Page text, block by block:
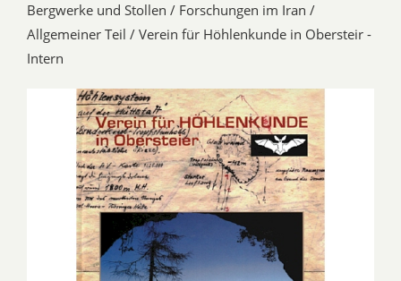
Bergwerke und Stollen / Forschungen im Iran /
Allgemeiner Teil / Verein für Höhlenkunde in Obersteir -
Intern